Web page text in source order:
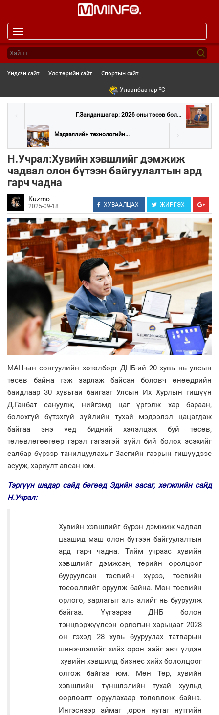
navigation
Үндсэн сайт Улс төрийн сайт Спортын сайт
Улаанбаатар oC
Г.Занданшатар: 2026 оны төсөв бол...
Мэдээллийн технологийн...
Н.Учрал:Хувийн хэвшлийг дэмжиж
чадвал олон бүтээн байгуулалтын ард
гарч чадна
Kuzmo
2025-09-18 ХУВААЛЦАХ ЖИРГЭХ
МАН-ын сонгуулийн хөтөлбөрт ДНБ-ий 20 хувь нь улсын
төсөв байна гэж зарлаж байсан боловч өнөөдрийн
байдлаар 30 хувьтай байгааг Улсын Их Хурлын гишүүн
Д.Ганбат сануулж, нийгэмд цаг үргэлж хар бараан,
болохгүй бүтэхгүй зүйлийн тухай мэдээлэл цацагдаж
байгаа энэ үед бидний хэлэлцэж буй төсөв,
төлөвлөгөөгөөр гэрэл гэгээтэй зүйл бий болох эсэхийг
салбар бүрээр танилцуулахыг Засгийн газрын гишүүдээс
асууж, хариулт авсан юм.
Тэргүүн шадар сайд бөгөөд Эдийн засаг, хөгжлийн сайд
Н.Учрал:
Хувийн хэвшлийг бүрэн дэмжиж чадвал
цаашид маш олон бүтээн байгуулалтын
ард гарч чадна. Тийм учраас хувийн
хэвшлийг дэмжсэн, төрийн оролцоог
бууруулсан төсвийн хүрээ, төсвийн
төсөөллийг оруулж байна. Мөн төсвийн
орлого, зарлагыг аль алийг нь бууруулж
байгаа. Үүгээрээ ДНБ болон
тэнцвэржүүлсэн орлогын харьцааг 2028
он гэхэд 28 хувь бууруулах татварын
шинэчлэлийг хийх орон зайг авч үлдэн
хувийн хэвшилд бизнес хийх бололцоог
олгож байгаа юм. Мөн Төр, хувийн
хэвшлийн түншлэлийн тухай хуульд
өөрлөалт оруулахаар төлөвлөж байна.
Ингэснээр аймаг ,орон нутаг нутгийн